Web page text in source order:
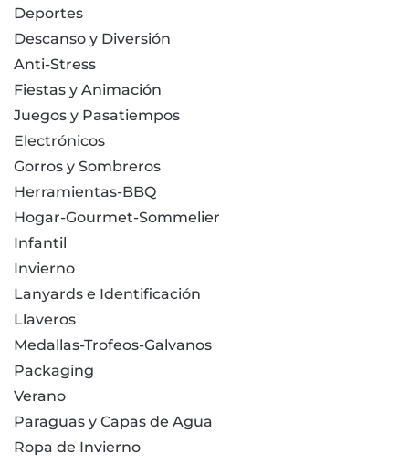
Deportes
Descanso y Diversión
Anti-Stress
Fiestas y Animación
Juegos y Pasatiempos
Electrónicos
Gorros y Sombreros
Herramientas-BBQ
Hogar-Gourmet-Sommelier
Infantil
Invierno
Lanyards e Identificación
Llaveros
Medallas-Trofeos-Galvanos
Packaging
Verano
Paraguas y Capas de Agua
Ropa de Invierno